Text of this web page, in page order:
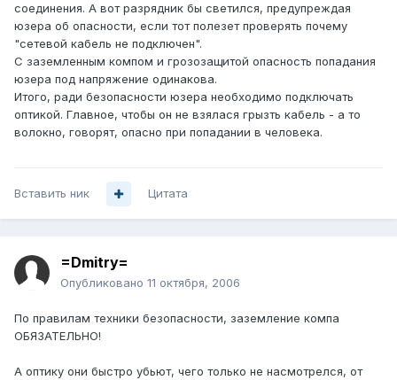
соединения. А вот разрядник бы светился, предупреждая
юзера об опасности, если тот полезет проверять почему
"сетевой кабель не подключен".
С заземленным компом и грозозащитой опасность попадания
юзера под напряжение одинакова.
Итого, ради безопасности юзера необходимо подключать
оптикой. Главное, чтобы он не взялася грызть кабель - а то
волокно, говорят, опасно при попадании в человека.
Вставить ник Цитата
=Dmitry=
Опубликовано 11 октября, 2006
По правилам техники безопасности, заземление компа
ОБЯЗАТЕЛЬНО!
А оптику они быстро убьют, чего только не насмотрелся, от